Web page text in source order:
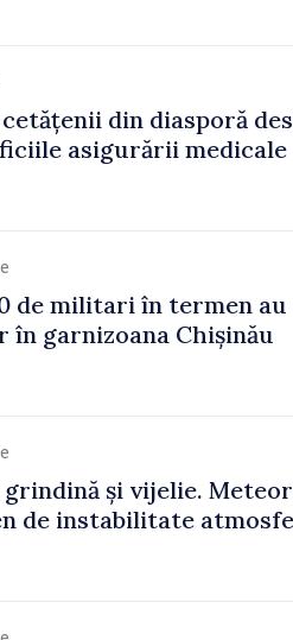
din diasporă
asigurării medicale
de militari în termen au
garnizoana Chișinău
și vijelie.
de instabilitate